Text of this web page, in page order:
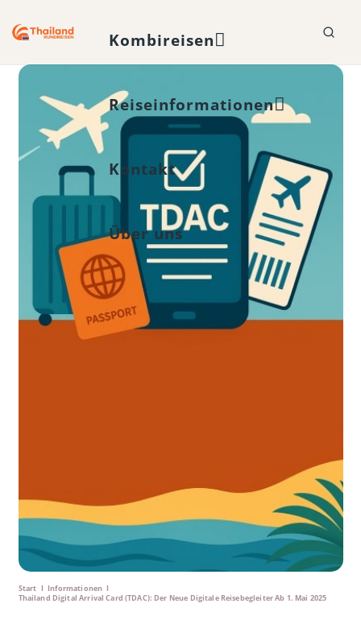
Kombireisen
Reiseinformationen
Kontakt
Über uns
Start I Informationen I
Thailand Digital Arrival Card (TDAC): Der Neue Digitale Reisebegleiter Ab 1. Mai 2025